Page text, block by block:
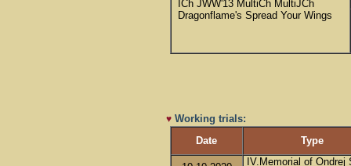
ICh JWW'13 MultiCh MultiJCh
Dragonflame's Spread Your Wings
♥ Working trials:
Date
Type
IV.Memorial of Ondrej